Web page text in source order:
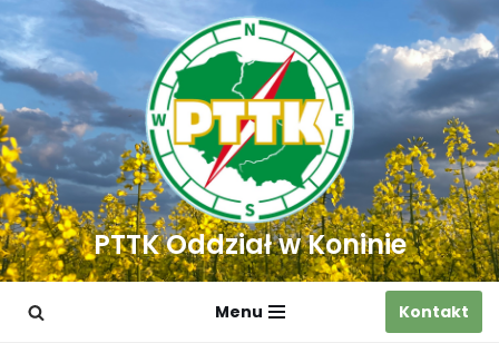
Przejdź
do
treści
PTTK Oddział w Koninie
Menu Kontakt